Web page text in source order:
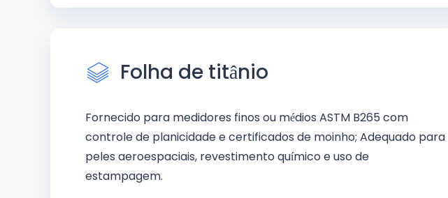
Folha de titânio
Fornecido para medidores finos ou médios ASTM B265 com
controle de planicidade e certificados de moinho; Adequado para
peles aeroespaciais, revestimento químico e uso de
estampagem.